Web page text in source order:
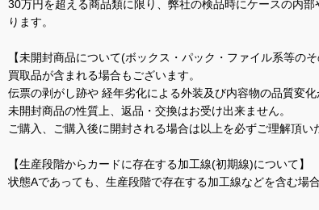
30万円を超える商品類に限り、弊社の検品時にケースの内
ります。
【未開封商品について(ボックス・パック・ファイル系等のそ
買取品が含まれる場合もございます。
伝票の剥がし跡や 経年劣化による外装及び内容物の品質変化
未開封商品の性質上、返品・交換はお受け出来ません。
ご購入、ご購入後に開封される場合は以上を必ずご理解頂い
【生産段階からカードに存在する加工線(初期線)について】
状態Aであっても、生産段階で存在する加工線などを含む場